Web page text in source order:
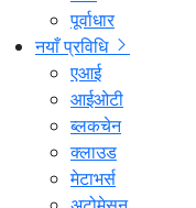
पूर्वाधार
नयाँ प्रविधि
एआई
आईओटी
ब्लकचेन
क्लाउड
मेटाभर्स